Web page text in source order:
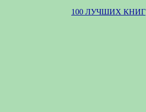
100 ЛУЧШИХ КНИГ